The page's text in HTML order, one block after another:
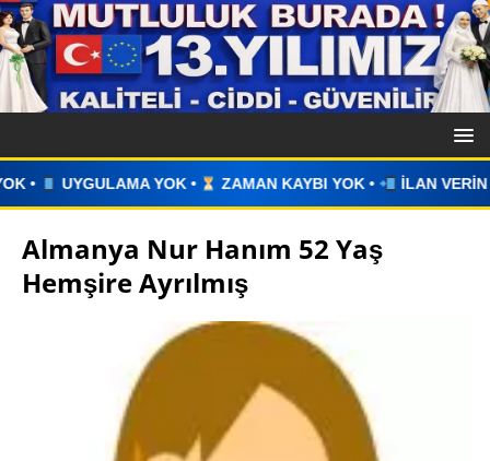
ZAMAN KAYBI YOK • İLAN VERİN • WHATSAPP
Almanya Nur Hanım 52 Yaş
Hemşire Ayrılmış